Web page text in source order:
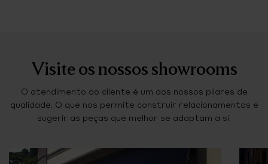
Visite os nossos showrooms
O atendimento ao cliente é um dos nossos pilares de
qualidade. O que nos permite construir relacionamentos e
sugerir as peças que melhor se adaptam a si.